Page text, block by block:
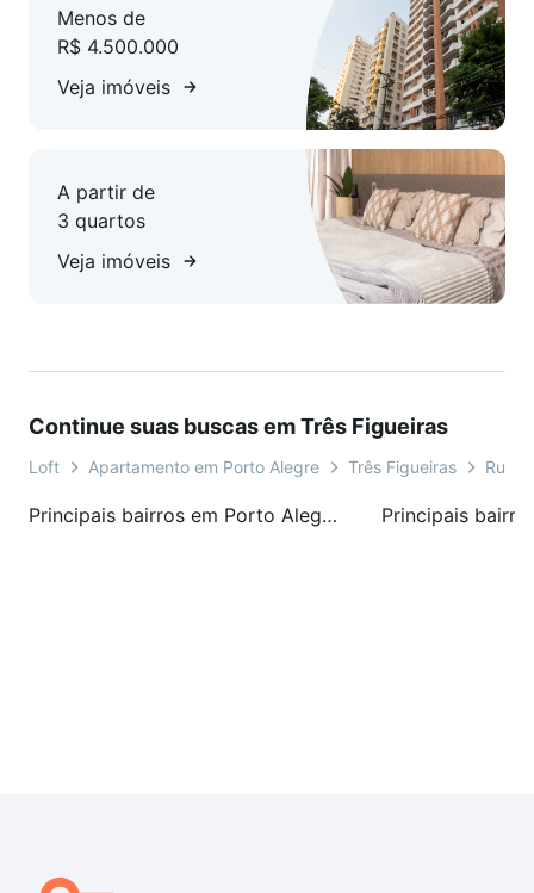
unidade
- Salas de banho amplas para momentos de relaxamento
- Preservação da histórica figueira que dá nome ao bairro
- Vidros duplos proporcionando grande conforto térmico e
- Hall parking com acabamento qualificado
Um novo capitulo cheio de conforto e requinte para você e
sua família.
Agende uma reunião conosco e saiba tudo sobre este
Menos de
R$ 4.500.000
Veja imóveis
A partir de
3 quartos
Veja imóveis
Continue suas buscas em Três Figueiras
Loft Apartamento em Porto Alegre Três Figueiras Rua
Principais bairros em Porto Alegre, RS